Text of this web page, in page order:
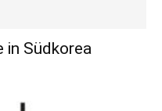
in Südkorea